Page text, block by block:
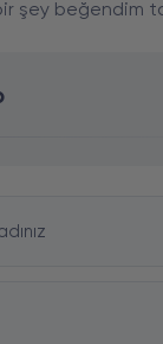
şey beğendim